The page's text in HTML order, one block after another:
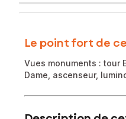
Le point fort de
Vues monuments : tour
Dame, ascenseur,